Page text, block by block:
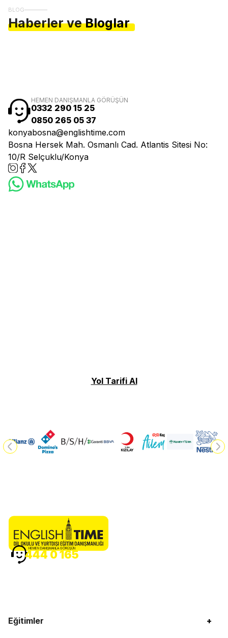
BLOG
Haberler ve Bloglar
HEMEN DANIŞMANLA GÖRÜŞÜN
0332 290 15 25
0850 265 05 37
konyabosna@englishtime.com
Bosna Hersek Mah. Osmanlı Cad. Atlantis Sitesi No:
10/R Selçuklu/Konya
Yol Tarifi Al
Eğitimler +
HEMEN DANIŞMANLA GÖRÜŞÜN
444 0 165